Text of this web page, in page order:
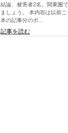
結論、被害者2名。関東圏
ましょう。 本内容は以前
本の記事分のボ...
記事を読む